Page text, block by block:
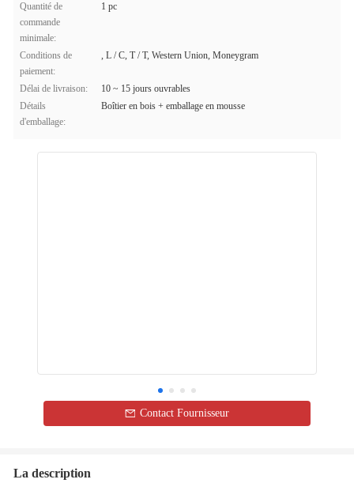
Quantité de
commande
minimale:
1 pc
Conditions de
paiement:
, L / C, T / T, Western Union, Moneygram
Délai de livraison:
10 ~ 15 jours ouvrables
Détails
d'emballage:
Boîtier en bois + emballage en mousse
Contact Fournisseur
La description